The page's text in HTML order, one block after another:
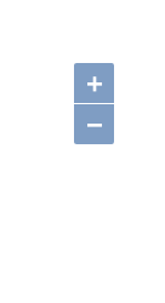
+
−